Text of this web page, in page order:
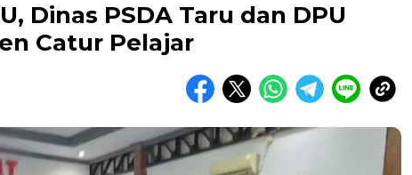
Dinas PSDA Taru dan DPU
Catur Pelajar